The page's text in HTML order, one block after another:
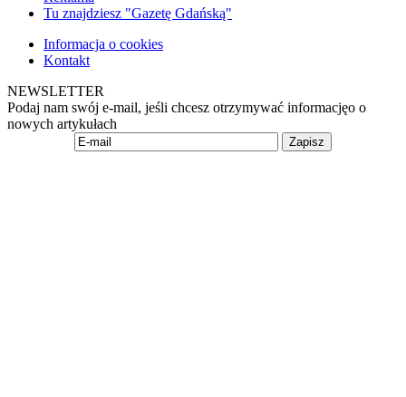
Tu znajdziesz "Gazetę Gdańską"
Informacja o cookies
Kontakt
NEWSLETTER
Podaj nam swój e-mail, jeśli chcesz otrzymywać informacjęo o
nowych artykułach
Zapisz